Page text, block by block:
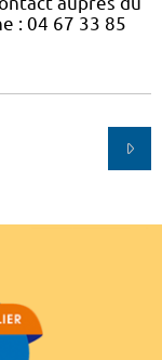
: 04 67 33 85